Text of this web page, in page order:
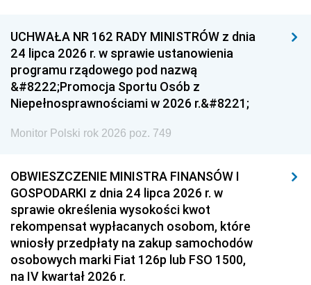
UCHWAŁA NR 162 RADY MINISTRÓW z dnia
24 lipca 2026 r. w sprawie ustanowienia
programu rządowego pod nazwą
&#8222;Promocja Sportu Osób z
Niepełnosprawnościami w 2026 r.&#8221;
Monitor Polski rok 2026 poz. 749
OBWIESZCZENIE MINISTRA FINANSÓW I
GOSPODARKI z dnia 24 lipca 2026 r. w
sprawie określenia wysokości kwot
rekompensat wypłacanych osobom, które
wniosły przedpłaty na zakup samochodów
osobowych marki Fiat 126p lub FSO 1500,
na IV kwartał 2026 r.